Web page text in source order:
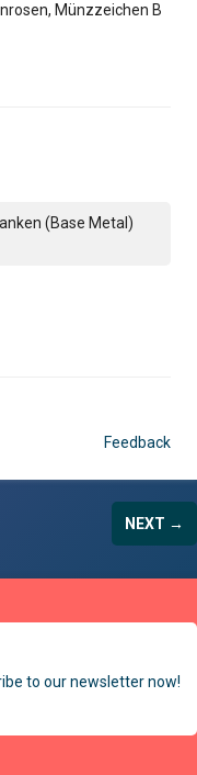
Münzzeichen B
(Base Metal)
Feedback
NEXT →
to our newsletter now!